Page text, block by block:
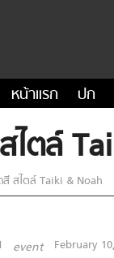
หน้าแรก ปก
ไตล์
สี สไตล์ Taiki & Noah
event February